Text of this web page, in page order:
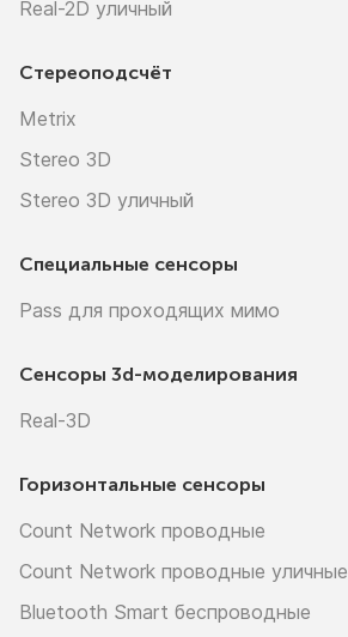
Real-2D уличный
Стереоподсчёт
Metrix
Stereo 3D
Stereo 3D уличный
Специальные сенсоры
Pass для проходящих мимо
Сенсоры 3d-моделирования
Real-3D
Горизонтальные сенсоры
Count Network проводные
Count Network проводные уличные
Bluetooth Smart беспроводные